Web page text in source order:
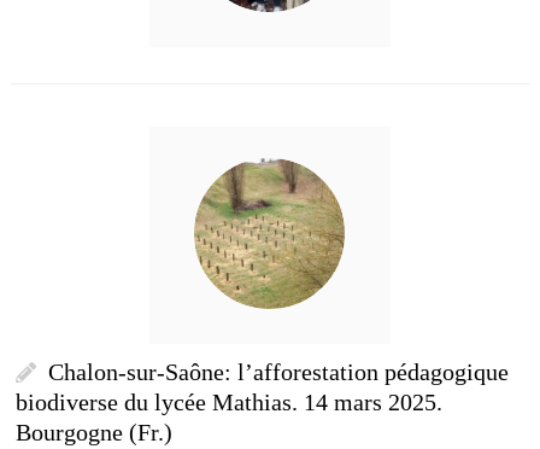
Chalon-sur-Saône: l’afforestation pédagogique
biodiverse du lycée Mathias. 14 mars 2025.
Bourgogne (Fr.)